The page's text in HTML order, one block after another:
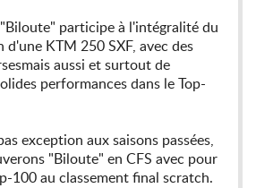
participe à l'intégralité du
d'une KTM 250 SXF, avec des
aussi et surtout de
performances dans le Top-
exception aux saisons passées,
"Biloute" en CFS avec pour
100 au classement final scratch.